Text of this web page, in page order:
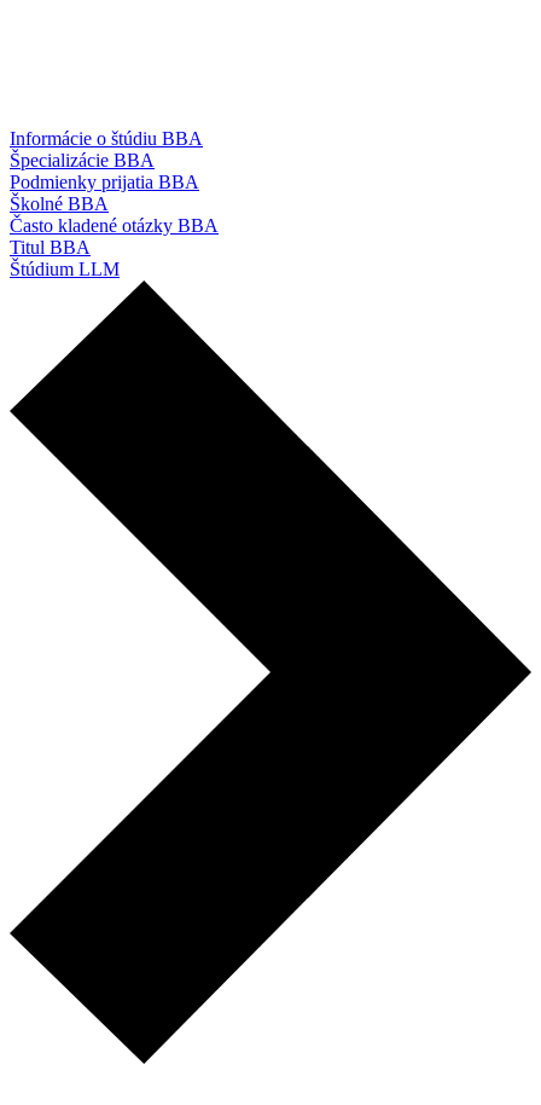
Informácie o štúdiu BBA
Špecializácie BBA
Podmienky prijatia BBA
Školné BBA
Často kladené otázky BBA
Titul BBA
Štúdium LLM